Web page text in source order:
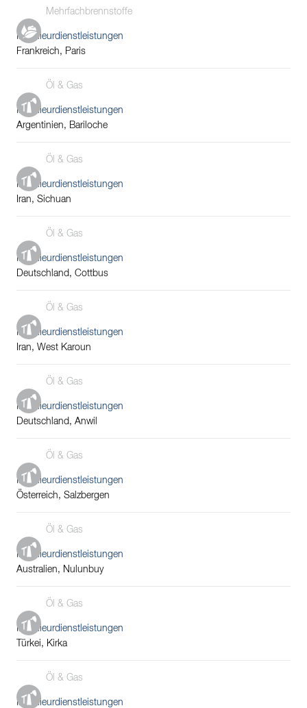
Mehrfachbrennstoffe
Ingenieurdienstleistungen
Frankreich, Paris
Öl & Gas
Ingenieurdienstleistungen
Argentinien, Bariloche
Öl & Gas
Ingenieurdienstleistungen
Iran, Sichuan
Öl & Gas
Ingenieurdienstleistungen
Deutschland, Cottbus
Öl & Gas
Ingenieurdienstleistungen
Iran, West Karoun
Öl & Gas
Ingenieurdienstleistungen
Deutschland, Anwil
Öl & Gas
Ingenieurdienstleistungen
Österreich, Salzbergen
Öl & Gas
Ingenieurdienstleistungen
Australien, Nulunbuy
Öl & Gas
Ingenieurdienstleistungen
Türkei, Kirka
Öl & Gas
Ingenieurdienstleistungen